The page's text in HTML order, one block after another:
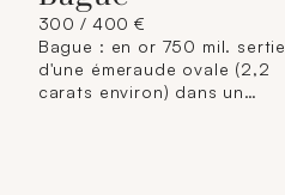
300 / 400 €
Bague : en or 750 mil. sertie
d'une émeraude ovale (2,2
carats environ) dans un